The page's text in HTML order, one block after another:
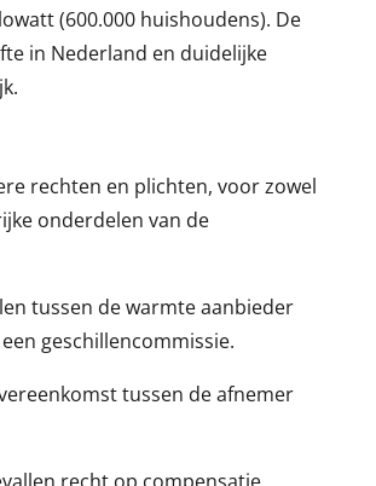
(600.000 huishoudens). De
in Nederland en duidelijke
rechten en plichten, voor zowel
onderdelen van de
tussen de warmte aanbieder
geschillencommissie.
tussen de afnemer